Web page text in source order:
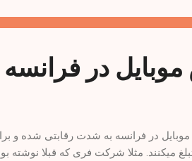
در فرانسه
موبایل در فرانسه به شدت رقابتی شده و
میکنند. مثلا شرکت فری که قبلا نوشته